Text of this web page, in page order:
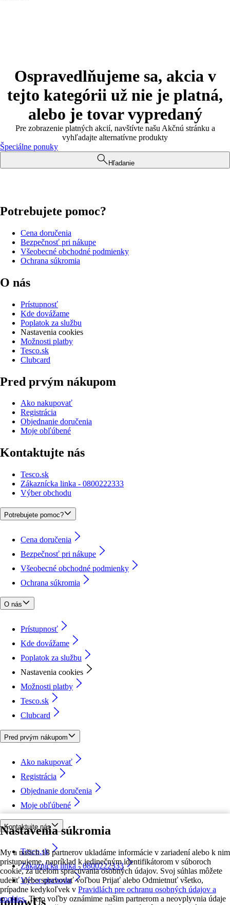
Nastavenia súkromia
My a našich 18 partnerov ukladáme informácie v zariadení alebo k nim
pristupujeme, napríklad k jedinečným identifikátorom v súboroch
cookie, za účelom spracúvania osobných údajov. Svoj súhlas môžete
udeliť alebo spravovať voľbou Prijať alebo Odmietnuť všetko,
prípadne kedykoľvek v Pravidlách pre ochranu osobných údajov a
cookies. Tieto voľby oznámime našim partnerom a neovplyvnia údaje
Ospravedlňujeme sa, akcia v
tejto kategórii už nie je platná,
alebo je tovar vypredaný
Pre zobrazenie platných akcií, navštívte našu Akčnú stránku a
vyhľadajte alternatívne produkty
Špeciálne ponuky
Hľadanie
Potrebujete pomoc?
Cena doručenia
Bezpečnosť pri nákupe
Všeobecné obchodné podmienky
Ochrana súkromia
O nás
Prístupnosť
Kde dovážame
Poplatok za službu
Nastavenia cookies
Možnosti platby
Tesco.sk
Clubcard
Pred prvým nákupom
Ako nakupovať
Registrácia
Objednanie doručenia
Moje obľúbené
Kontaktujte nás
Tesco.sk
Zákaznícka linka - 0800222333
Výber obchodu
Potrebujete pomoc?
Cena doručenia
Bezpečnosť pri nákupe
Všeobecné obchodné podmienky
Ochrana súkromia
O nás
Prístupnosť
Kde dovážame
Poplatok za službu
Nastavenia cookies
Možnosti platby
Tesco.sk
Clubcard
Pred prvým nákupom
Ako nakupovať
Registrácia
Objednanie doručenia
Moje obľúbené
Kontaktujte nás
Tesco.sk
Zákaznícka linka - 0800222333
Výber obchodu
followUs